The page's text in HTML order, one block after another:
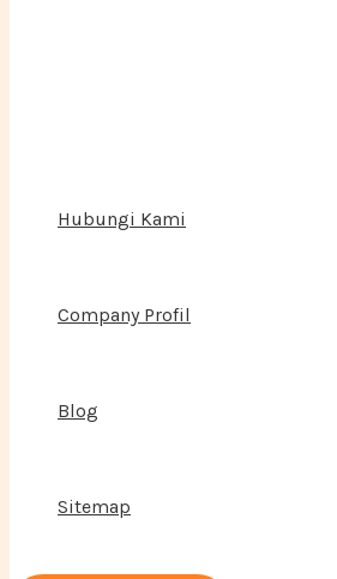
Hubungi Kami
Company Profil
Blog
Sitemap